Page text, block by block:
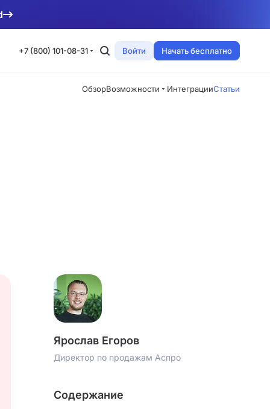
+7 (800) 101-08-31 Войти Начать бесплатно
ОбзорВозможности ИнтеграцииСтатьи
Ярослав Егоров
Директор по продажам Аспро
Содержание